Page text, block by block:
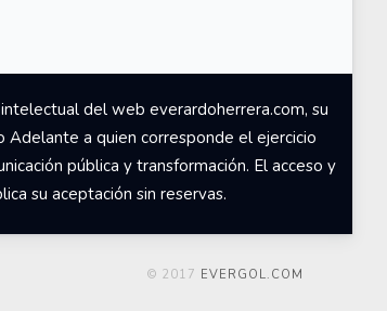
del web everardoherrera.com, su
a quien corresponde el ejercicio
pública y transformación. El acceso y
su aceptación sin reservas.
© 2017 EVERGOL.COM